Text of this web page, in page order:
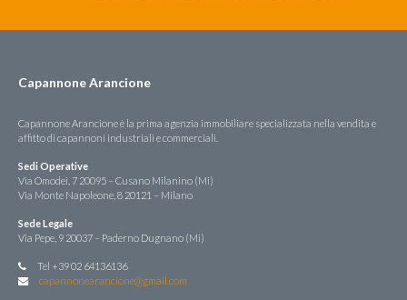
Capannone Arancione
Capannone Arancione è la prima agenzia immobiliare specializzata nella vendita e
affitto di capannoni industriali e commerciali.
Sedi Operative
Via Omodei, 7 20095 – Cusano Milanino (Mi)
Via Monte Napoleone, 8 20121 – Milano
Sede Legale
Via Pepe, 9 20037 – Paderno Dugnano (Mi)
Tel +39 02 64136136
capannonearancione@gmail.com